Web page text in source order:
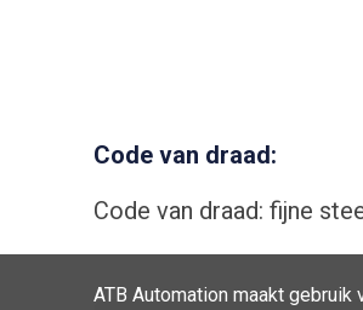
Code van draad:
Code van draad: fijne
ATB Automation maakt